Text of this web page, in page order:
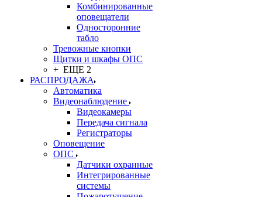
Комбинированные
оповещатели
Односторонние
табло
Тревожные кнопки
Щитки и шкафы ОПС
+ ЕЩЕ 2
РАСПРОДАЖА
Автоматика
Видеонаблюдение
Видеокамеры
Передача сигнала
Регистраторы
Оповещение
ОПС
Датчики охранные
Интегрированные
системы